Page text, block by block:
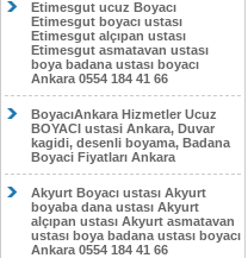
Etimesgut ucuz Boyacı
Etimesgut boyacı ustası
Etimesgut alçıpan ustası
Etimesgut asmatavan ustası
boya badana ustası boyacı
Ankara 0554 184 41 66
BoyacıAnkara Hizmetler Ucuz
BOYACI ustasi Ankara, Duvar
kagidi, desenli boyama, Badana
Boyaci Fiyatları Ankara
Akyurt Boyacı ustası Akyurt
boyaba dana ustası Akyurt
alçıpan ustası Akyurt asmatavan
ustası boya badana ustası boyacı
Ankara 0554 184 41 66